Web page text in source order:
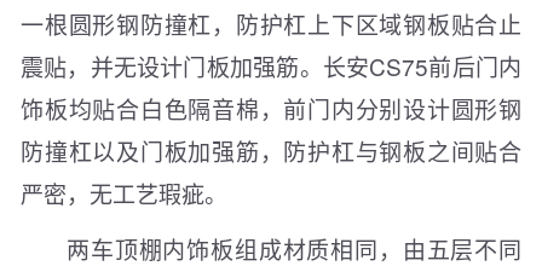
一根圆形钢防撞杠，防护杠上下区域钢板贴合止
震贴，并无设计门板加强筋。长安CS75前后门内
饰板均贴合白色隔音棉，前门内分别设计圆形钢
防撞杠以及门板加强筋，防护杠与钢板之间贴合
严密，无工艺瑕疵。
两车顶棚内饰板组成材质相同，由五层不同